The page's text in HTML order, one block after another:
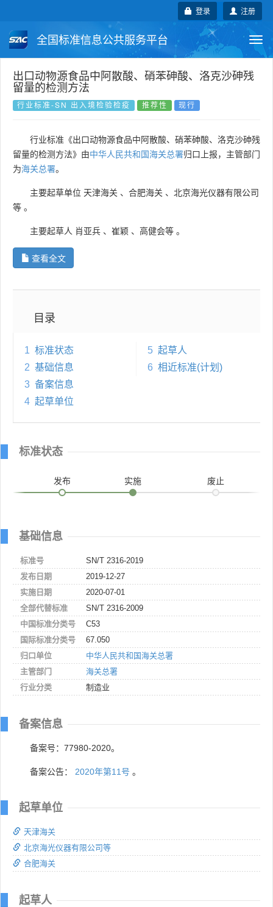
注册
登录
全国标准信息公共服务平台
国家标准 行业标准 地方标准
团体标准 企业标准
国外标准 技术委员会
出口动物源食品中阿散酸、硝苯砷酸、洛克沙砷残
留量的检测方法
行业标准-SN 出入境检验检疫 推荐性 现行
行业标准《出口动物源食品中阿散酸、硝苯砷酸、洛克沙砷残
留量的检测方法》由中华人民共和国海关总署归口上报，主管部门
为海关总署。
主要起草单位 天津海关 、 合肥海关 、 北京海光仪器有限公司
等 。
主要起草人 肖亚兵 、 崔颖 、 高健会等 。
查看全文
目录
1 标准状态
2 基础信息
3 备案信息
4 起草单位
5 起草人
6 相近标准(计划)
标准状态
发布 实施 废止
基础信息
标准号
SN/T 2316-2019
发布日期
2019-12-27
实施日期
2020-07-01
全部代替标准
SN/T 2316-2009
中国标准分类号
C53
国际标准分类号
67.050
归口单位
中华人民共和国海关总署
主管部门
海关总署
行业分类
制造业
备案信息
备案号：77980-2020。
备案公告： 2020年第11号 。
起草单位
天津海关
北京海光仪器有限公司等
合肥海关
起草人